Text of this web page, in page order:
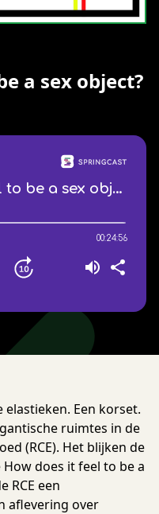
a sex object?
Een korset.
ruimtes in de
(RCE). Het blijken de
does it feel to be a
RCE een
aflevering over